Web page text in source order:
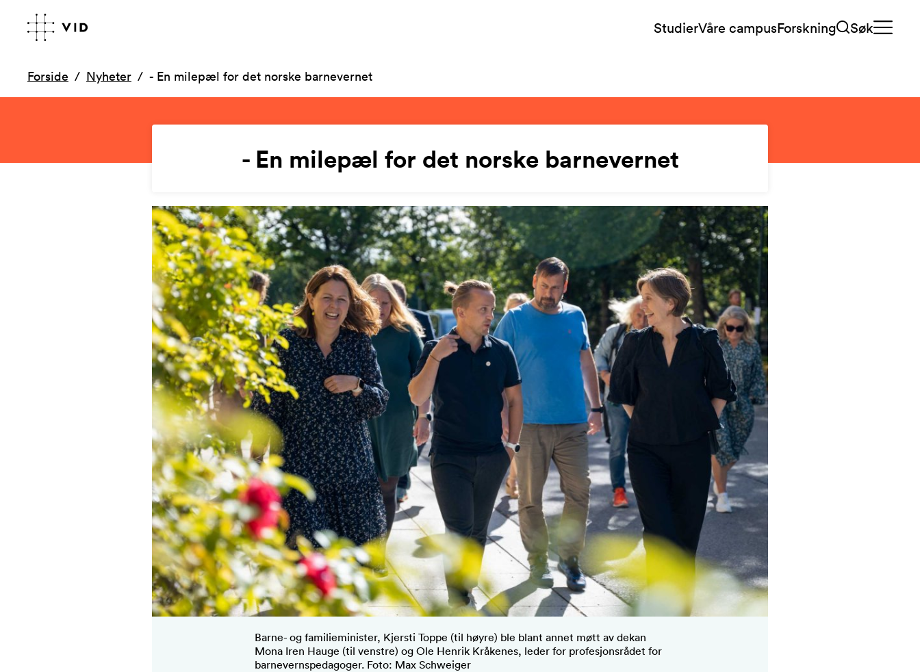
StudierVåre campusForskning Søk
Forside Nyheter - En milepæl for det norske barnevernet
- En milepæl for det norske barnevernet
Barne- og familieminister, Kjersti Toppe (til høyre) ble blant annet møtt av dekan
Mona Iren Hauge (til venstre) og Ole Henrik Kråkenes, leder for profesjonsrådet for
barnevernspedagoger. Foto: Max Schweiger